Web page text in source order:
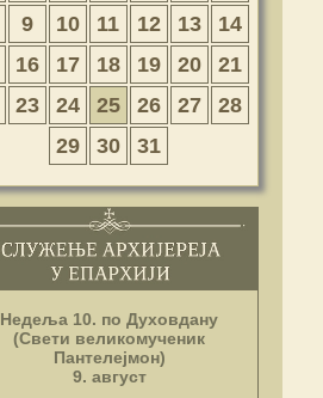
9 10 11 12 13
14
16 17 18 19 20
21
23 24 25 26 27
28
29
30 31
Недеља 10. по Духовдану
(Свети великомученик
Пантелејмон)
9. август